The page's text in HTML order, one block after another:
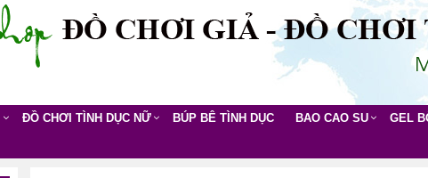
ĐỒ CHƠI TÌNH DỤC NỮ BÚP BÊ TÌNH DỤC BAO CAO SU GEL